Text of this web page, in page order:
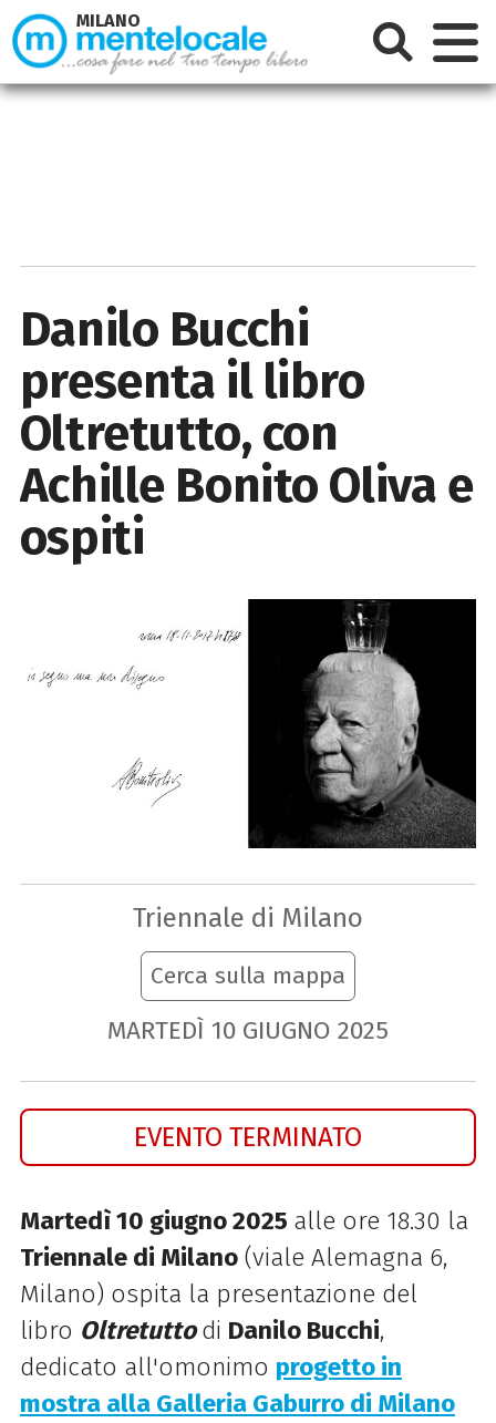
Danilo Bucchi
presenta il libro
Oltretutto, con
Achille Bonito Oliva e
ospiti
Triennale di Milano
Cerca sulla mappa
MARTEDÌ 10 GIUGNO 2025
EVENTO TERMINATO
Martedì 10 giugno 2025 alle ore 18.30 la
Triennale di Milano(viale Alemagna 6,
Milano) ospita la presentazione del
libro Oltretuttodi Danilo Bucchi,
dedicato all'omonimo progetto in
mostra alla Galleria Gaburro di Milano
MILANO